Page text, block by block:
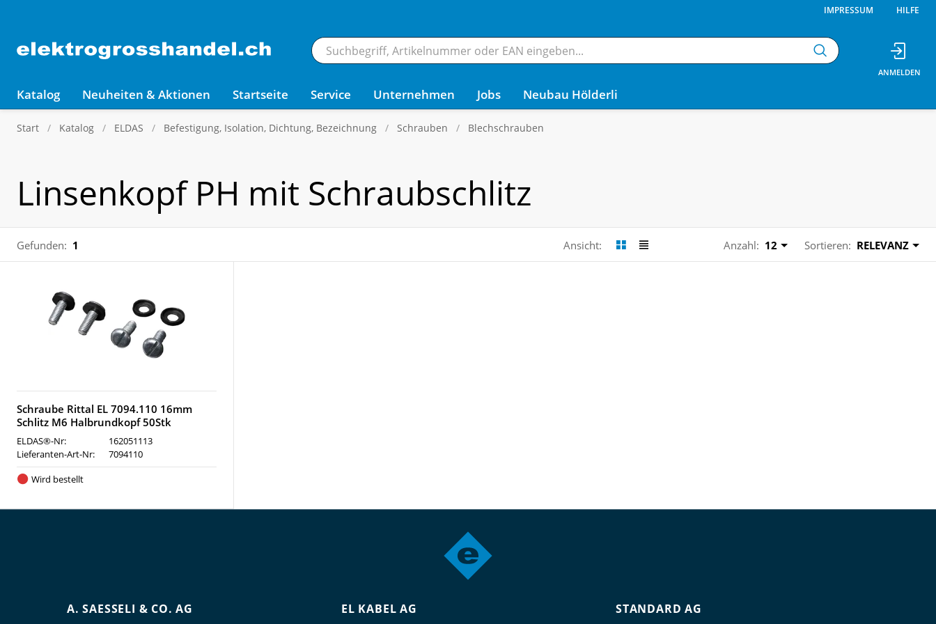
IMPRESSUM HILFE
Katalog Neuheiten & Aktionen Startseite Service Unternehmen Jobs Neubau Hölderli
Start Katalog ELDAS Befestigung, Isolation, Dichtung, Bezeichnung Schrauben Blechschrauben
Linsenkopf PH mit Schraubschlitz
Gefunden: 1 Ansicht: Anzahl: 12 Sortieren: RELEVANZ
Schraube Rittal EL 7094.110 16mm
Schlitz M6 Halbrundkopf 50Stk
ELDAS®-Nr:
162051113
Lieferanten-Art-Nr:
7094110
Wird bestellt
A. SAESSELI & CO. AG EL KABEL AG STANDARD AG